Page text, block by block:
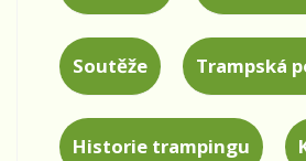
Soutěže Trampská
Historie trampingu